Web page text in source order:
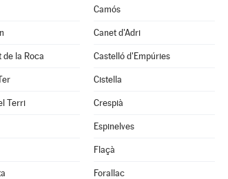
Camós
Canet d'Adri
de la Roca Castelló d'Empúries
Cistella
Terri Crespià
Espinelves
Flaçà
Forallac